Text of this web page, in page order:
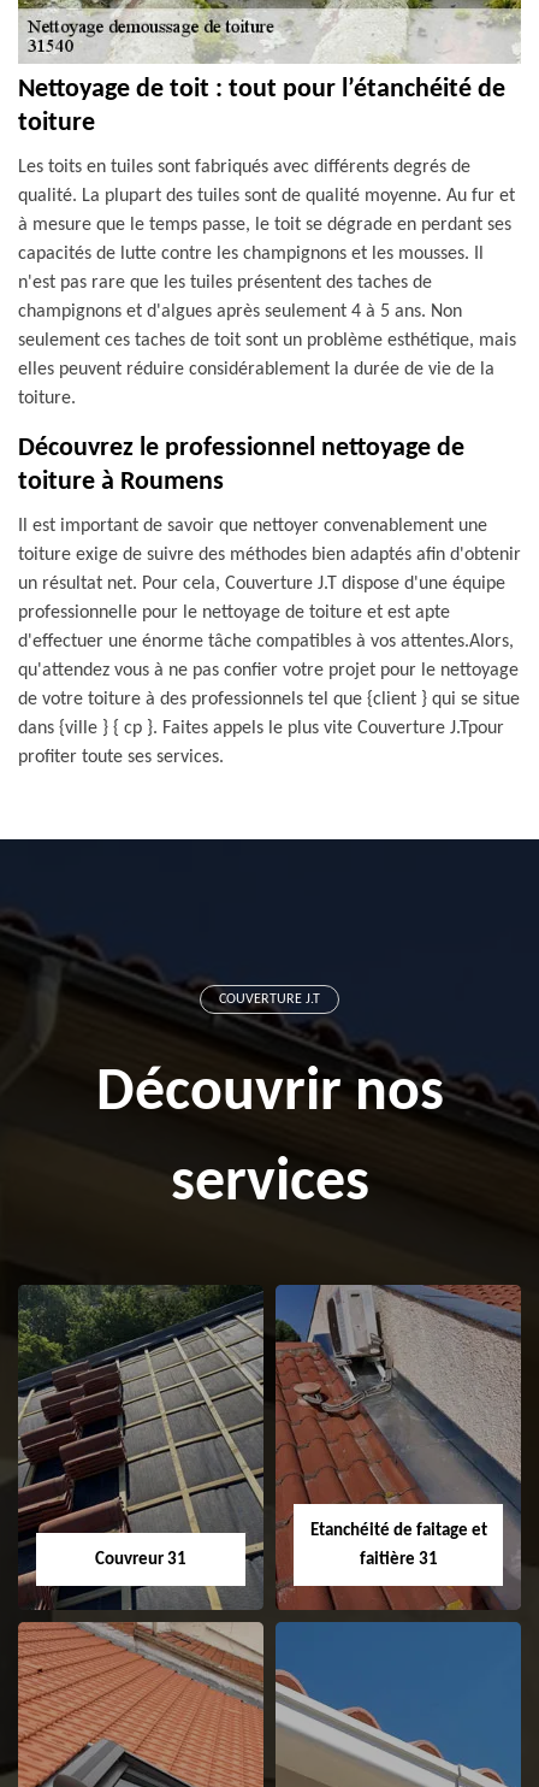
Nettoyage de toit : tout pour l’étanchéité de
toiture
Les toits en tuiles sont fabriqués avec différents degrés de
qualité. La plupart des tuiles sont de qualité moyenne. Au fur et
à mesure que le temps passe, le toit se dégrade en perdant ses
capacités de lutte contre les champignons et les mousses. Il
n'est pas rare que les tuiles présentent des taches de
champignons et d'algues après seulement 4 à 5 ans. Non
seulement ces taches de toit sont un problème esthétique, mais
elles peuvent réduire considérablement la durée de vie de la
toiture.
Découvrez le professionnel nettoyage de
toiture à Roumens
Il est important de savoir que nettoyer convenablement une
toiture exige de suivre des méthodes bien adaptés afin d'obtenir
un résultat net. Pour cela, Couverture J.T dispose d'une équipe
professionnelle pour le nettoyage de toiture et est apte
d'effectuer une énorme tâche compatibles à vos attentes.Alors,
qu'attendez vous à ne pas confier votre projet pour le nettoyage
de votre toiture à des professionnels tel que {client } qui se situe
dans {ville } { cp }. Faites appels le plus vite Couverture J.Tpour
profiter toute ses services.
COUVERTURE J.T
Découvrir nos
services
Couvreur 31
Couvreur 31
Etanchéité de faitage et
faitière 31
Etanchéité de
faitage et faitière